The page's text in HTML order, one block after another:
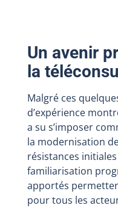
Un avenir
la
Malgré ces
d’expérience
a su s’imposer
la modernisation
résistances
familiarisation
apportés
pour tous les